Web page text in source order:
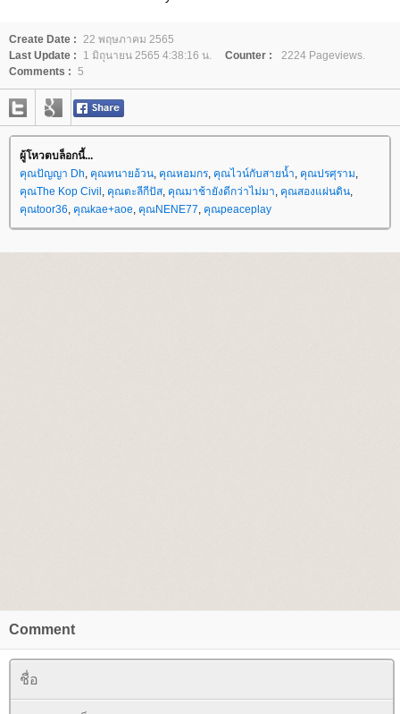
Create Date :
22 พฤษภาคม 2565
Last Update :
1 มิถุนายน 2565 4:38:16 น. Counter :
2224 Pageviews.
Comments : 5
ผู้โหวตบล็อกนี้...
คุณปัญญา Dh คุณทนายอ้วน คุณหอมกร คุณไวน์กับสายน้ำ คุณปรศุราม
คุณThe Kop Civil คุณตะลีกีปัส คุณมาช้ายังดีกว่าไม่มา คุณสองแผ่นดิน
คุณtoor36 คุณkae+aoe คุณNENE77 คุณpeaceplay
Comment